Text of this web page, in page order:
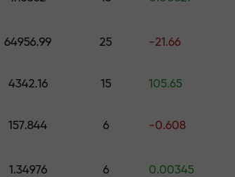
64956.99 25 -21.66
4342.16 15 105.65
157.844 6 -0.608
1.34976 6 0.00345
易—适合所有水
外汇、加密货币和期